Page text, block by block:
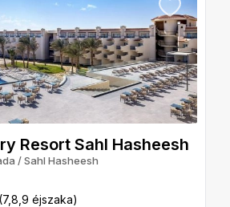
Resort Sahl Hasheesh
/Sahl Hasheesh
(7,8,9 éjszaka)